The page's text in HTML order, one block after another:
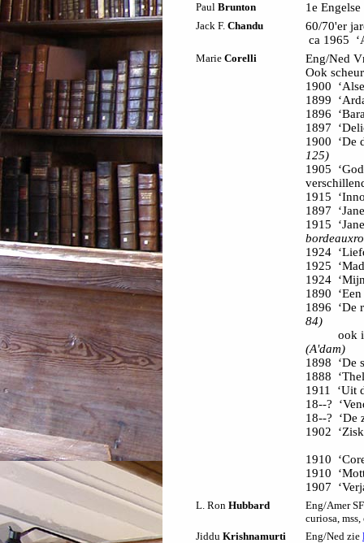
Paul Brunton 1e
Jack F. Chandu
60/70'er
ca 1965
Marie Corelli
Eng/Ned
Ook
1900
1899
1896
1897
1900 ‘De
125)
1905
1915
1897
1915
1924
1925
1924
1890
1896 ‘De
84)
ook in
(A'dam)
1898 ‘De
1888
1911 ‘Uit
18--?
18--? ‘De
1902
1910
1910
1907
L. Ron Hubbard
Eng/Amer
curiosa, mss,
Jiddu Krishnamurti Eng/Ned zie